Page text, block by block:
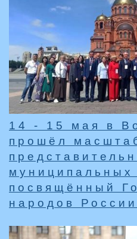
14 - 15 мая в
прошёл
муниципальных
посвящённый
народов России